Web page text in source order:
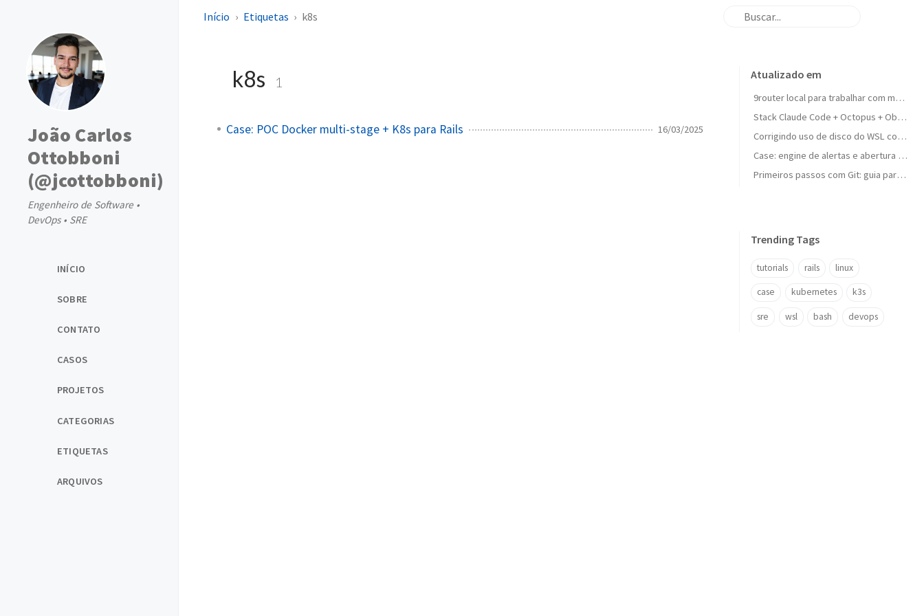
João Carlos
Ottobboni
(@jcottobboni)
Engenheiro de Software •
DevOps • SRE
INÍCIO
SOBRE
CONTATO
CASOS
PROJETOS
CATEGORIAS
ETIQUETAS
ARQUIVOS
Início Etiquetas k8s
k8s 1
Case: POC Docker multi-stage + K8s para Rails 16/03/2025
Atualizado em
9router local para trabalhar com multi-LLM sem interrupcao
Stack Claude Code + Octopus + Obsidian + Qdrant: o cerebro externo definitivo para dev
Corrigindo uso de disco do WSL compactando o VHD
Case: engine de alertas e abertura de chamados Jira em apps Rails
Primeiros passos com Git: guia para iniciantes
Trending Tags
tutorials rails linux
case kubernetes k3s
sre wsl bash devops